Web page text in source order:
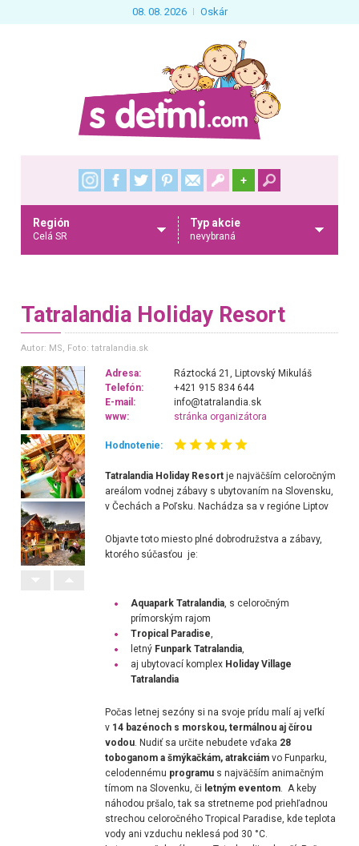
08. 08. 2026 Oskár
+
Región
Celá SR
Typ akcie
nevybraná
Tatralandia Holiday Resort
Autor: MS, Foto: tatralandia.sk
Adresa:
Ráztocká 21, Liptovský Mikuláš
Telefón:
+421 915 834 644
E-mail:
info@tatralandia.sk
www:
stránka organizátora
Hodnotenie:
Tatralandia Holiday Resort je najväčším celoročným
areálom vodnej zábavy s ubytovaním na Slovensku,
v Čechách a Poľsku. Nachádza sa v regióne Liptov
Objavte toto miesto plné dobrodružstva a zábavy,
ktorého súčasťou je:
Aquapark Tatralandia, s celoročným
prímorským rajom
Tropical Paradise,
letný Funpark Tatralandia,
aj ubytovací komplex Holiday Village
Tatralandia
Počas letnej sezóny si na svoje prídu malí aj veľkí
v 14 bazénoch s morskou, termálnou aj čírou
vodou. Nudiť sa určite nebudete vďaka 28
toboganom a šmýkačkám, atrakciámvo Funparku,
celodennému programu s najväčším animačným
tímom na Slovenku, či letným eventom. A keby
náhodou pršalo, tak sa stretneme pod priehľadnou
strechou celoročného Tropical Paradise, kde teplota
vody ani vzduchu neklesá pod 30 °C.